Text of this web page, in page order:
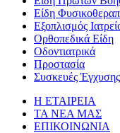
Είδη
Εξοπλισμός
Ορθοπεδικά Είδη
Οδοντιατρικά
Προστασία
Συσκευές Έγχυσης
Η ΕΤΑΙΡΕΙΑ
ΤΑ ΝΕΑ ΜΑΣ
ΕΠΙΚΟΙΝΩΝΙΑ